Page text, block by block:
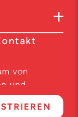
von
und